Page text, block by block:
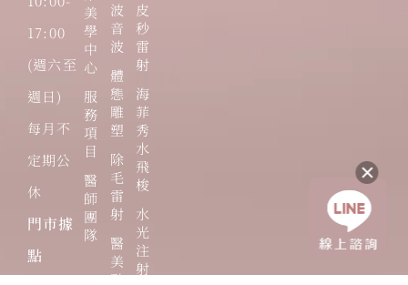
17:00
(週六至
週日)
每月不
定期公
休
門市據
點
美
學
中
心
服
務
項
目
醫
師
團
隊
波
音
波
體
態
雕
塑
除
毛
雷
射
醫
美
點
皮
秒
雷
射
海
菲
秀
水
飛
梭
水
光
注
射